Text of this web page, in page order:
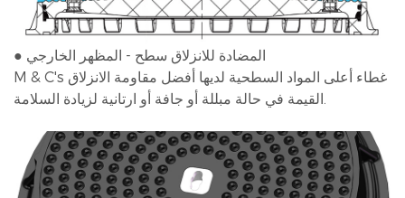
● المضادة للانزلاق سطح - المظهر الخارجي
M & C's غطاء أعلى المواد السطحية لديها أفضل مقاومة الانزلاق